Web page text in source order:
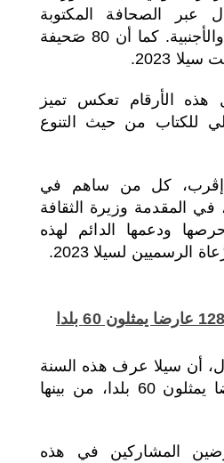
600 مقال عبر الصحافة المكتوبة
والإلكترونية الوطنية والأجنبية. كما أن 80 صَحيفة
2023.
الأرقام تعكس تميز
للكتاب من حيث التنوع
إڤرب، كل من ساهم في
في المقدمة وزيرة الثقافة
ودعمها الدائم لهذه
الرسميين لسيلا 2023.
أن سيلا عرف هذه السنة
مشاركة 1283 عارضا يمثلون 60 بلدا، من بينها
المشاركين في هذه